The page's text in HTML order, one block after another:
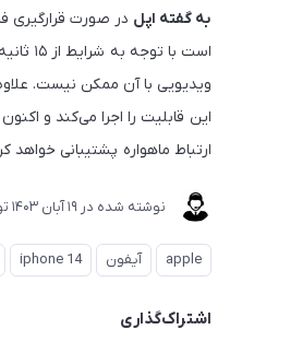
به گفته اپل در صورت قرارگیری
است
ارتباط ماهواره پشتیبانی
نوشته شده در 19 آبان 1403
apple آیفون iphone 14
اشتراک‌گذاری